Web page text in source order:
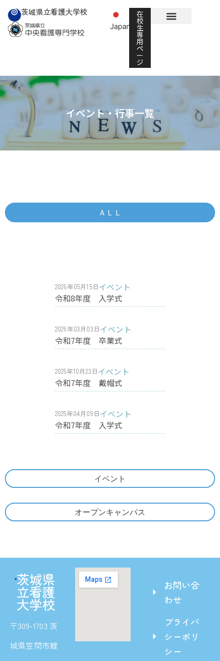
茨城県立看護大学校
Japanese
在
校
生
専
用
ペ
ー
ジ
イベント・行事一覧
ＡＬＬ
イベント
オープンキャンパス
2026年05月15日イベント
令和8年度 入学式
2026年03月03日イベント
令和7年度 卒業式
2025年10月23日イベント
令和7年度 戴帽式
2025年04月09日イベント
令和7年度 入学式
茨城県
立看護
大学校
〒309-1703 茨
城県笠間市鯉
お問い合
わせ
プライバ
シーポリ
シー